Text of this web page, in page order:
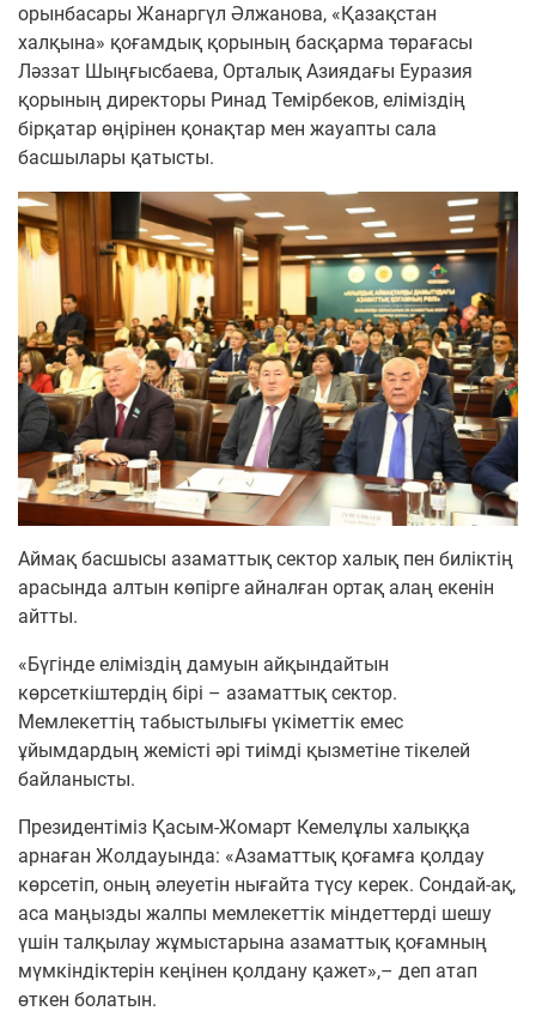
орынбасары Жанаргүл Әлжанова, «Қазақстан
халқына» қоғамдық қорының басқарма төрағасы
Ләззат Шыңғысбаева, Орталық Азиядағы Еуразия
қорының директоры Ринад Темірбеков, еліміздің
бірқатар өңірінен қонақтар мен жауапты сала
басшылары қатысты.
​Аймақ басшысы азаматтық сектор халық пен биліктің
арасында алтын көпірге айналған ортақ алаң екенін
айтты.
​«Бүгінде еліміздің дамуын айқындайтын
көрсеткіштердің бірі – азаматтық сектор.
Мемлекеттің табыстылығы үкіметтік емес
ұйымдардың жемісті әрі тиімді қызметіне тікелей
байланысты.
Президентіміз Қасым-Жомарт Кемелұлы халыққа
арнаған Жолдауында: «Азаматтық қоғамға қолдау
көрсетіп, оның әлеуетін нығайта түсу керек. Сондай-ақ,
аса маңызды жалпы мемлекеттік міндеттерді шешу
үшін талқылау жұмыстарына азаматтық қоғамның
мүмкіндіктерін кеңінен қолдану қажет»,– деп атап
өткен болатын.